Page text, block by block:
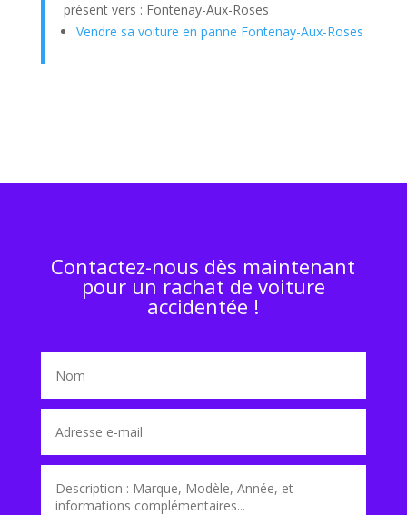
présent vers : Fontenay-Aux-Roses
Vendre sa voiture en panne Fontenay-Aux-Roses
Contactez-nous dès maintenant
pour un rachat de voiture
accidentée !